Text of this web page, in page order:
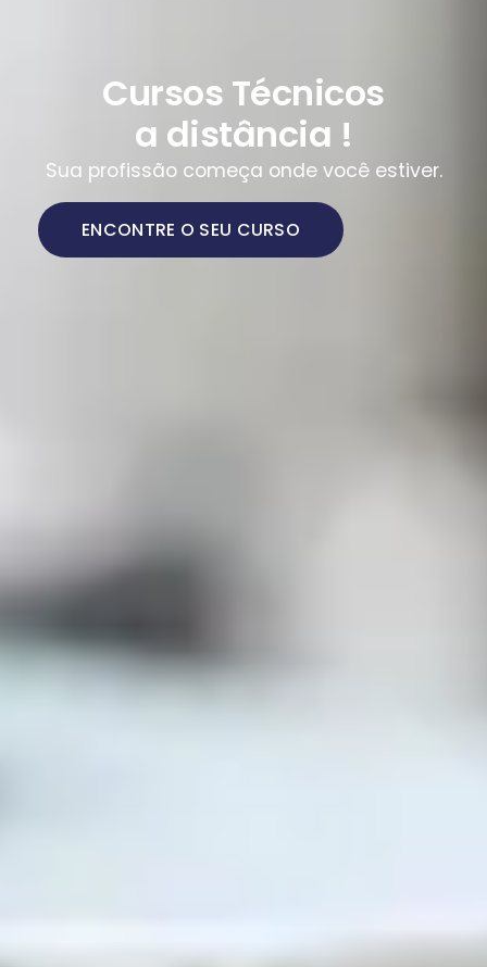
Cursos Técnicos
a distância !
Sua profissão começa onde você estiver.
ENCONTRE O SEU CURSO